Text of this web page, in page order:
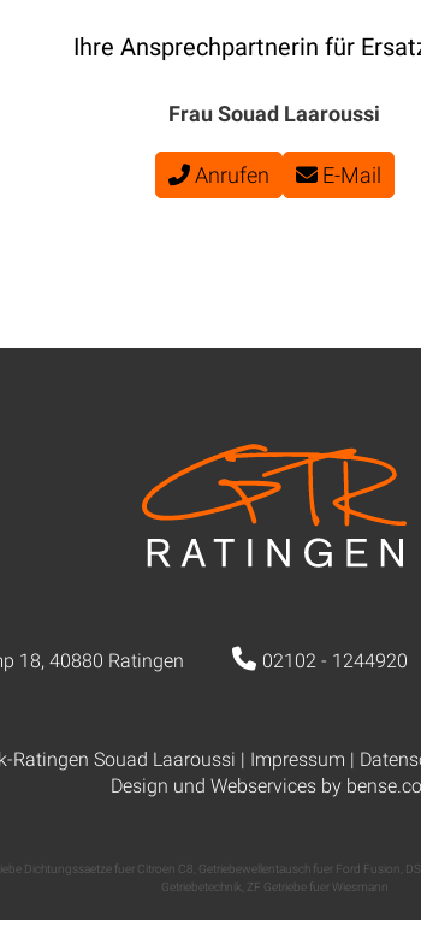
Ihre Ansprechpartnerin für
Frau Souad Laaroussi
Anrufen E-Mail
18, 40880 Ratingen 02102 - 1244920
Ratingen Souad Laaroussi | Impressum |
Design und Webservices by
Dichtungssaetze fuer Citroen C8 Getriebewellentausch fuer Ford Fusion
Getriebetechnik ZF Getriebe fuer Wiesmann